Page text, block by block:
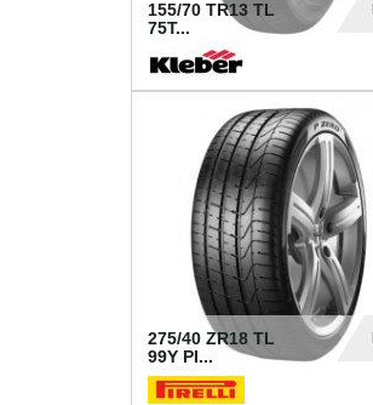
155/70 TR13 TL
75T...
275/40 ZR18 TL
99Y PI...